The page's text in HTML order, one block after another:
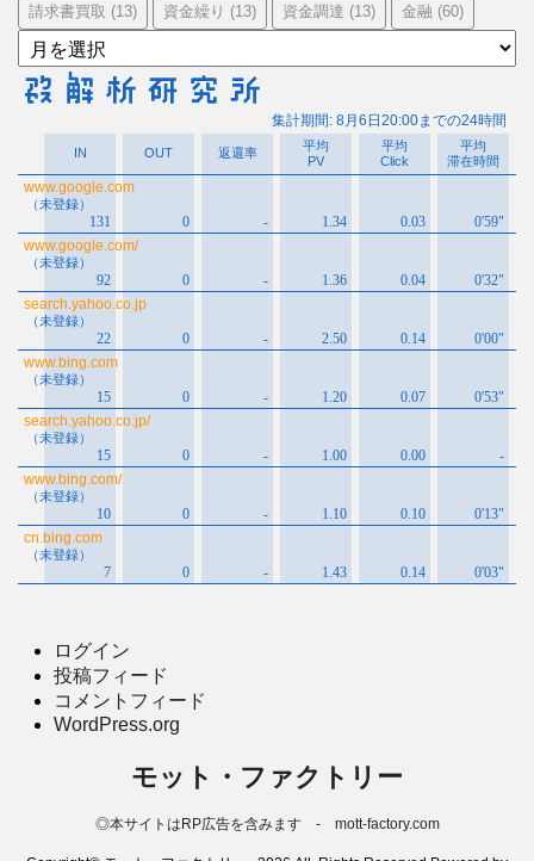
請求書買取 (13) 資金繰り (13) 資金調達 (13) 金融 (60)
ア
ー
カ
ログイン
投稿フィード
コメントフィード
WordPress.org
モット・ファクトリー
◎本サイトはRP広告を含みます - mott-factory.com